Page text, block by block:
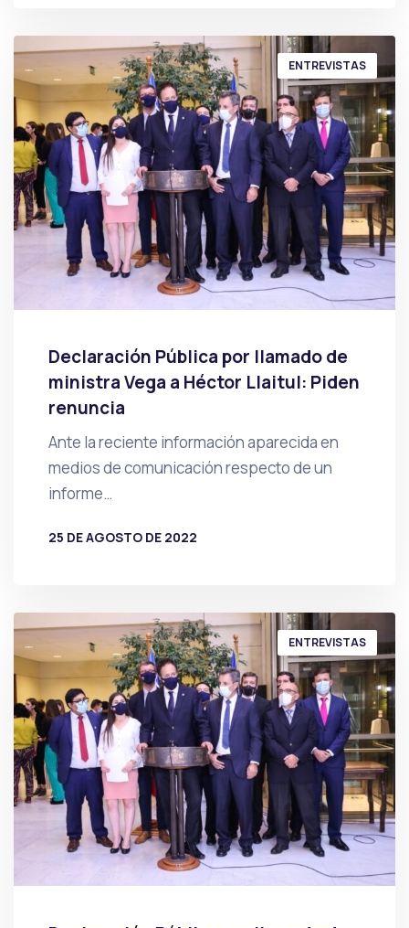
ENTREVISTAS
Declaración Pública por llamado de
ministra Vega a Héctor Llaitul: Piden
renuncia
Ante la reciente información aparecida en
medios de comunicación respecto de un
informe…
25 DE AGOSTO DE 2022
ENTREVISTAS